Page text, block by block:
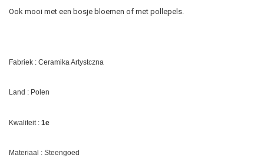
Ook mooi met een bosje bloemen of met pollepels.
Fabriek : Ceramika Artystczna
Land : Polen
Kwaliteit : 1e
Materiaal : Steengoed